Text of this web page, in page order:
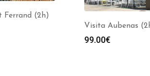
Ferrand (2h)
Visita Aubenas
99.00€